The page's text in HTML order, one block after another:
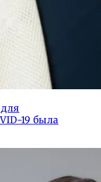
19 была